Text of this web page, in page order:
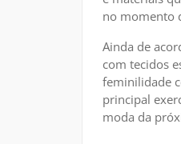
no momento
Ainda de
com tecidos
feminilidade
principal
moda da